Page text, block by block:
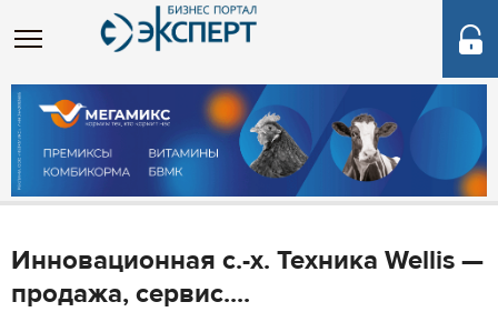
Инновационная с.-х. Техника Wellis —
продажа, сервис....